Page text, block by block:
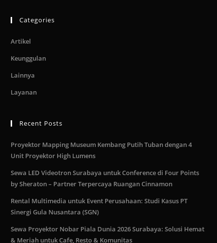
Categories
Artikel
Keunggulan
Lainnya
Layanan
Recent Posts
Proyektor Mapping Museum Kembang Putih Tuban dengan 4
Unit Proyektor High Lumens
Sewa LED Videotron Surabaya untuk Conference di Four Points
by Sheraton – Partner Terpercaya Ruangan Cinnamon
Rental Multimedia untuk Event Perusahaan: Studi Kasus PT
Sinergi Gula Nusantara (SGN)
Sewa Proyektor Nobar Piala Dunia 2026 Surabaya: Solusi Hemat
& Meriah untuk Cafe, Resto & Komunitas